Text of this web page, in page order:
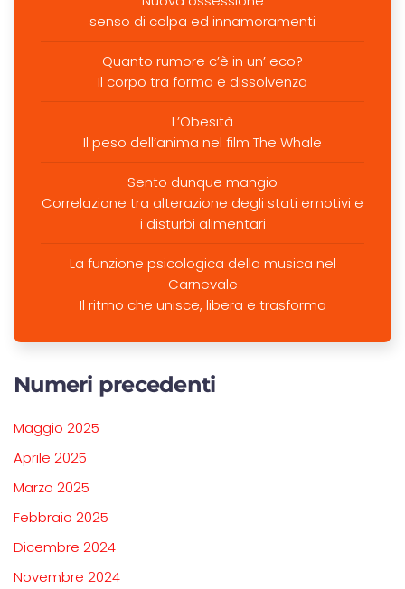
senso di colpa ed innamoramenti
Quanto rumore c’è in un’ eco?
Il corpo tra forma e dissolvenza
L’Obesità
Il peso dell’anima nel film The Whale
Sento dunque mangio
Correlazione tra alterazione degli stati emotivi e
i disturbi alimentari
La funzione psicologica della musica nel
Carnevale
Il ritmo che unisce, libera e trasforma
Numeri precedenti
Maggio 2025
Aprile 2025
Marzo 2025
Febbraio 2025
Dicembre 2024
Novembre 2024